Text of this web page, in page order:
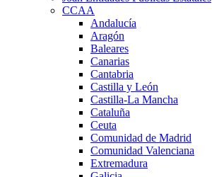
CCAA
Andalucía
Aragón
Baleares
Canarias
Cantabria
Castilla y León
Castilla-La Mancha
Cataluña
Ceuta
Comunidad de Madrid
Comunidad Valenciana
Extremadura